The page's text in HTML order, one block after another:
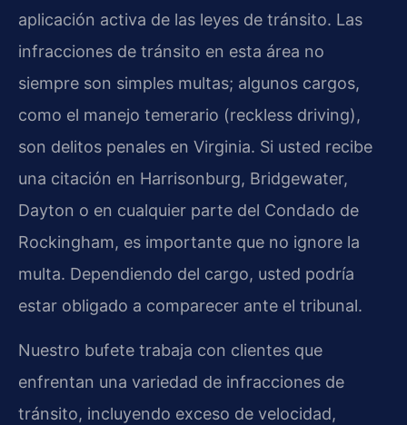
aplicación activa de las leyes de tránsito. Las
infracciones de tránsito en esta área no
siempre son simples multas; algunos cargos,
como el manejo temerario (reckless driving),
son delitos penales en Virginia. Si usted recibe
una citación en Harrisonburg, Bridgewater,
Dayton o en cualquier parte del Condado de
Rockingham, es importante que no ignore la
multa. Dependiendo del cargo, usted podría
estar obligado a comparecer ante el tribunal.
Nuestro bufete trabaja con clientes que
enfrentan una variedad de infracciones de
tránsito, incluyendo exceso de velocidad,